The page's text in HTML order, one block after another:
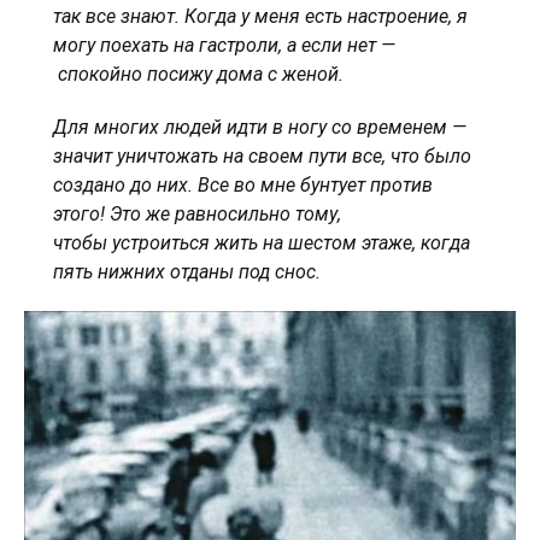
так все знают. Когда у меня есть настроение, я
могу поехать на гастроли, а если нет —
спокойно посижу дома с женой.
Для многих людей идти в ногу со временем —
значит уничтожать на своем пути все, что было
создано до них. Все во мне бунтует против
этого! Это же равносильно тому,
чтобы устроиться жить на шестом этаже, когда
пять нижних отданы под снос.